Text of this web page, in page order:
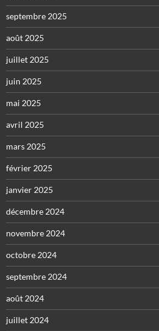
septembre 2025
août 2025
juillet 2025
juin 2025
mai 2025
avril 2025
mars 2025
février 2025
janvier 2025
décembre 2024
novembre 2024
octobre 2024
septembre 2024
août 2024
juillet 2024